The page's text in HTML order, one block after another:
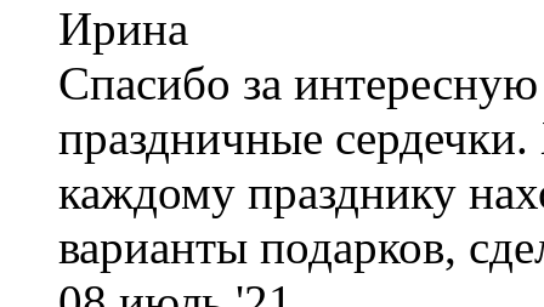
Ирина
Спасибо за
праздничные
каждому празднику
варианты подарков,